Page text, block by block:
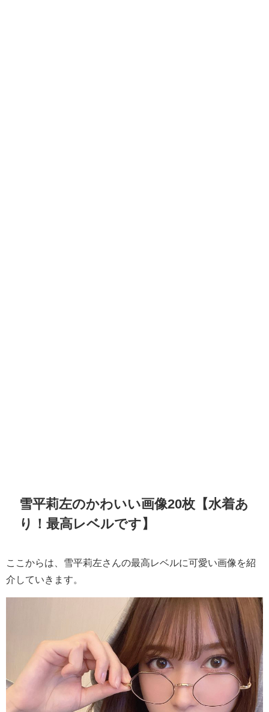
雪平莉左のかわいい画像20枚【水着あ
り！最高レベルです】
ここからは、雪平莉左さんの最高レベルに可愛い画像を紹
介していきます。